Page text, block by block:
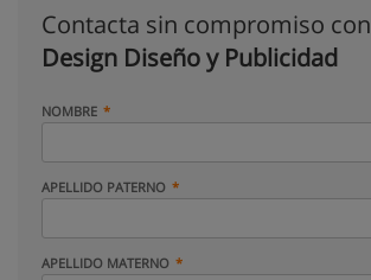
Contacta sin compromiso con
Design Diseño y Publicidad
NOMBRE
APELLIDO PATERNO
APELLIDO MATERNO